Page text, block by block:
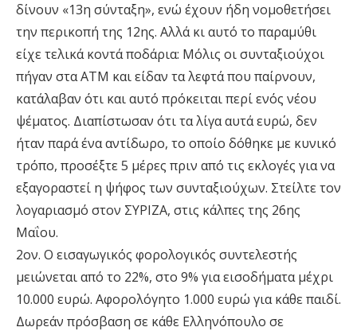
δίνουν «13η σύνταξη», ενώ έχουν ήδη νομοθετήσει
την περικοπή της 12ης. Αλλά κι αυτό το παραμύθι
είχε τελικά κοντά ποδάρια: Μόλις οι συνταξιούχοι
πήγαν στα ATM και είδαν τα λεφτά που παίρνουν,
κατάλαβαν ότι και αυτό πρόκειται περί ενός νέου
ψέματος. Διαπίστωσαν ότι τα λίγα αυτά ευρώ, δεν
ήταν παρά ένα αντίδωρο, το οποίο δόθηκε με κυνικό
τρόπο, προσέξτε 5 μέρες πριν από τις εκλογές για να
εξαγοραστεί η ψήφος των συνταξιούχων. Στείλτε τον
λογαριασμό στον ΣΥΡΙΖΑ, στις κάλπες της 26ης
Μαΐου.
2ον. Ο εισαγωγικός φορολογικός συντελεστής
μειώνεται από το 22%, στο 9% για εισοδήματα μέχρι
10.000 ευρώ. Αφορολόγητο 1.000 ευρώ για κάθε παιδί.
Δωρεάν πρόσβαση σε κάθε Ελληνόπουλο σε